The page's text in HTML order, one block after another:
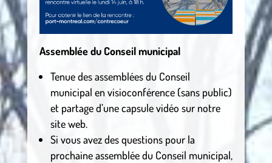
Assemblée du Conseil municipal
Tenue des assemblées du Conseil
municipal en visioconférence (sans public)
et partage d’une capsule vidéo sur notre
site web.
Si vous avez des questions pour la
prochaine assemblée du Conseil municipal,